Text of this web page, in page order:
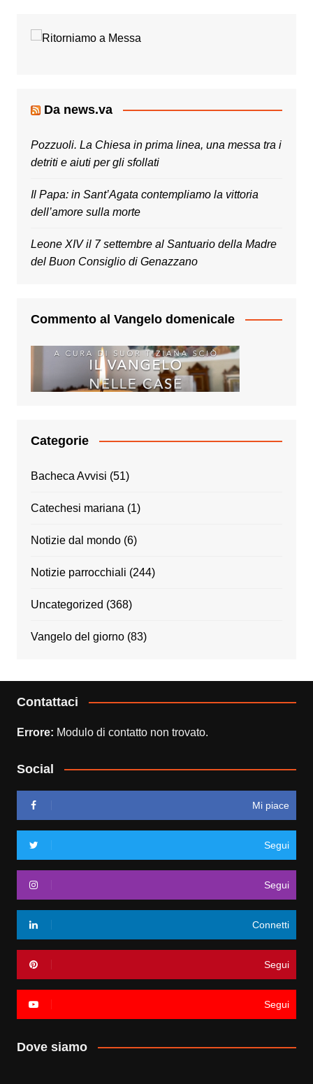
Da news.va
Pozzuoli. La Chiesa in prima linea, una messa tra i
detriti e aiuti per gli sfollati
Il Papa: in Sant’Agata contempliamo la vittoria
dell’amore sulla morte
Leone XIV il 7 settembre al Santuario della Madre
del Buon Consiglio di Genazzano
Commento al Vangelo domenicale
Categorie
Bacheca Avvisi (51)
Catechesi mariana (1)
Notizie dal mondo(6)
Notizie parrocchiali (244)
Uncategorized (368)
Vangelo del giorno(83)
Contattaci
Errore: Modulo di contatto non trovato.
Social
Mi piace
Segui
Segui
Connetti
Segui
Segui
Dove siamo